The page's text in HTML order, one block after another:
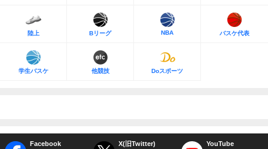
陸上 Bリーグ NBA バスケ代表
学生バスケ 他競技 Doスポーツ
Facebook X(旧Twitter) YouTube